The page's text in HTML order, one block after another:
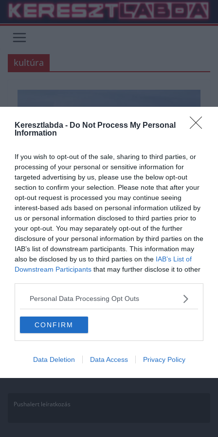
Keresztlabda - Do Not Process My Personal
Information
If you wish to opt-out of the sale, sharing to third parties, or
processing of your personal or sensitive information for
targeted advertising by us, please use the below opt-out
section to confirm your selection. Please note that after your
opt-out request is processed you may continue seeing
interest-based ads based on personal information utilized by
us or personal information disclosed to third parties prior to
your opt-out. You may separately opt-out of the further
disclosure of your personal information by third parties on the
IAB’s list of downstream participants. This information may
also be disclosed by us to third parties on the IAB’s List of
Downstream Participants that may further disclose it to other
Personal Data Processing Opt Outs
CONFIRM
Data Deletion Data Access Privacy Policy
Skip
content
kultúra
ÁLTALÁNOS KVÍZEK KVÍZ TÖRTÉNELEM
2024.03.07. Judit
Kvíz: 10 kérdés az ókori görög
kultúráról. Lássuk, emlékszel-e
mit tanultál?
Az ókori Görögországról szóló kvízünk jó módja annak, hogy
leteszteld a tudásod. Páratlan civilizációjához és csodálatos
történelmi múltjához kapcsolódóan teszünk
Read More
Pushalert leíratkozás